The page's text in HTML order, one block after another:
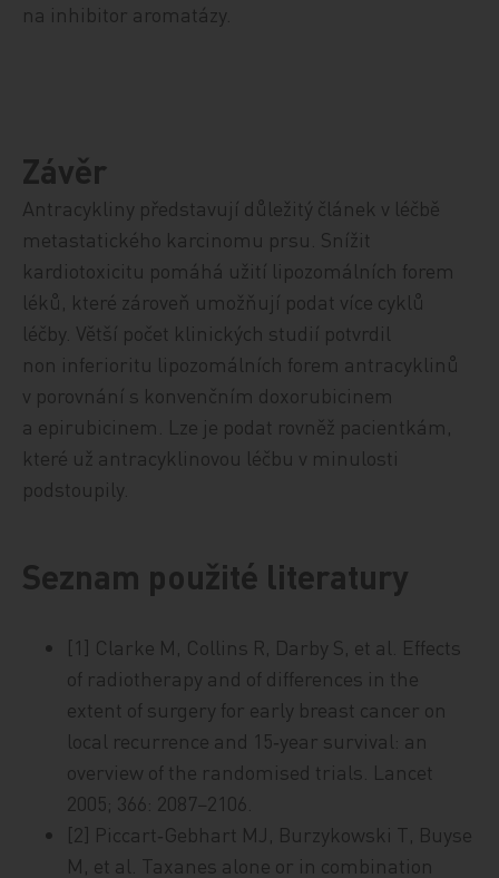
na inhibitor aromatázy.
Závěr
Antracykliny představují důležitý článek v léčbě
metastatického karcinomu prsu. Snížit
kardiotoxicitu pomáhá užití lipozomálních forem
léků, které zároveň umožňují podat více cyklů
léčby. Větší počet klinických studií potvrdil
non inferioritu lipozomálních forem antracyklinů
v porovnání s konvenčním doxorubicinem
a epirubicinem. Lze je podat rovněž pacientkám,
které už antracyklinovou léčbu v minulosti
podstoupily.
Seznam použité literatury
[1] Clarke M, Collins R, Darby S, et al. Effects
of radiotherapy and of differences in the
extent of surgery for early breast cancer on
local recurrence and 15‑year survival: an
overview of the randomised trials. Lancet
2005; 366: 2087−2106.
[2] Piccart‑Gebhart MJ, Burzykowski T, Buyse
M, et al. Taxanes alone or in combination